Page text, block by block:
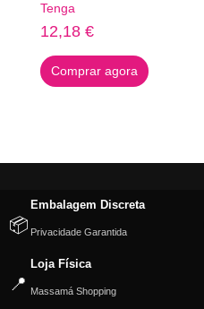
Tenga
12,18 €
Comprar agora
📦
Embalagem Discreta
Privacidade Garantida
📍
Loja Física
Massamá Shopping